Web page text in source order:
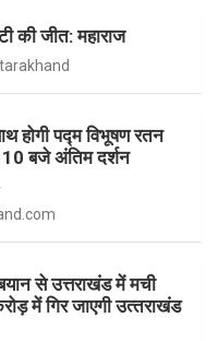
e
की जीत: महाराज
होगी पद्म विभूषण रतन
10 बजे अंतिम दर्शन
से उत्तराखंड में मची
में गिर जाएगी उत्‍तराखंड